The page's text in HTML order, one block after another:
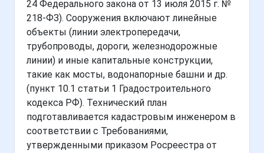
24 Федерального закона от 13 июля 2015 г. №
218-ФЗ). Сооружения включают линейные
объекты (линии электропередачи,
трубопроводы, дороги, железнодорожные
линии) и иные капитальные конструкции,
такие как мосты, водонапорные башни и др.
(пункт 10.1 статьи 1 Градостроительного
кодекса РФ). Технический план
подготавливается кадастровым инженером в
соответствии с Требованиями,
утвержденными приказом Росреестра от